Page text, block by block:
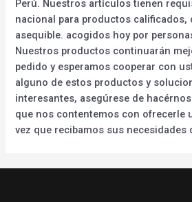
Perú. Nuestros artículos tienen
nacional para productos calificados,
asequible. acogidos hoy por
Nuestros productos continuarán
pedido y esperamos cooperar con
alguno de estos productos y
interesantes, asegúrese de
que nos contentemos con ofrecerle
vez que recibamos sus necesidades